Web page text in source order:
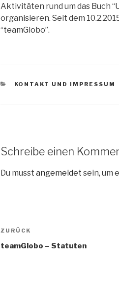
Aktivitäten rund um das Buch
organisieren. Seit dem
“teamGlobo”.
KATEGORIEN
KONTAKT UND IMPRESSUM
Schreibe einen
Du musst angemeldet sein, um
Beitrags-
Navigation
Vorheriger
Beitrag
ZURÜCK
teamGlobo – Statuten